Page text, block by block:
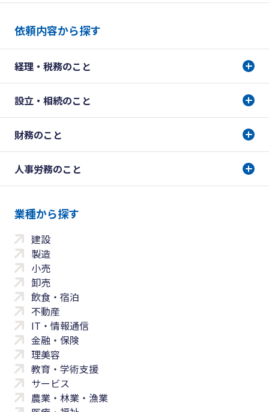
依頼内容から探す
経理・税務のこと
設立・相続のこと
財務のこと
人事労務のこと
業種から探す
建設
製造
小売
卸売
飲食・宿泊
不動産
IT・情報通信
金融・保険
理美容
教育・学術支援
サービス
農業・林業・漁業